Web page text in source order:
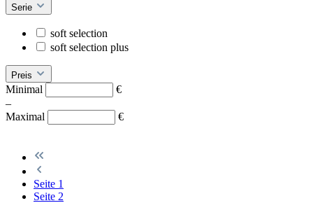
Serie
soft selection
soft selection plus
Preis
Minimal
€
–
Maximal
€
Seite 1
Seite 2